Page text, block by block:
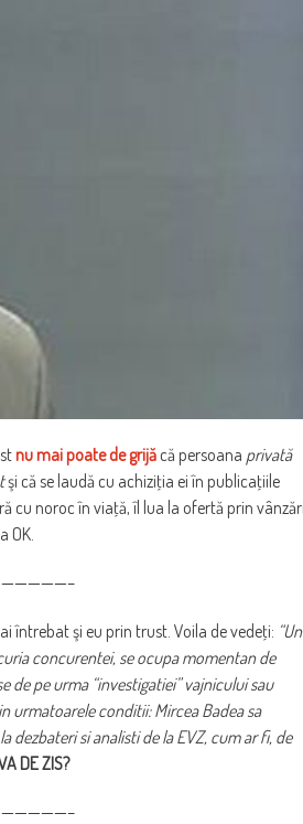
nu mai poate de grijă că persoana privată
şi că se laudă cu achiziţia ei în publicaţiile
cu noroc în viaţă, îl lua la ofertă prin
OK.
întrebat şi eu prin trust. Voila de vedeţi: “Un
concurentei, se ocupa momentan de
de pe urma “investigatiei” vajnicului sau
urmatoarele conditii: Mircea Badea sa
dezbateri si analisti de la EVZ, cum ar fi, de
DE ZIS?